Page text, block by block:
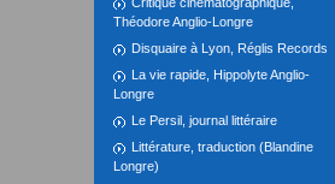
Théodore Anglio-Longre
Disquaire à Lyon, Réglis Records
La vie rapide, Hippolyte Anglio-
Longre
Le Persil, journal littéraire
Littérature, traduction (Blandine
Longre)